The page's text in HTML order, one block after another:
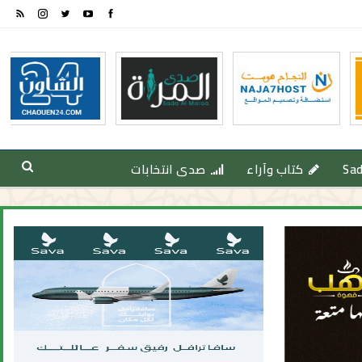
كتاب وآراء صدى انتخابات